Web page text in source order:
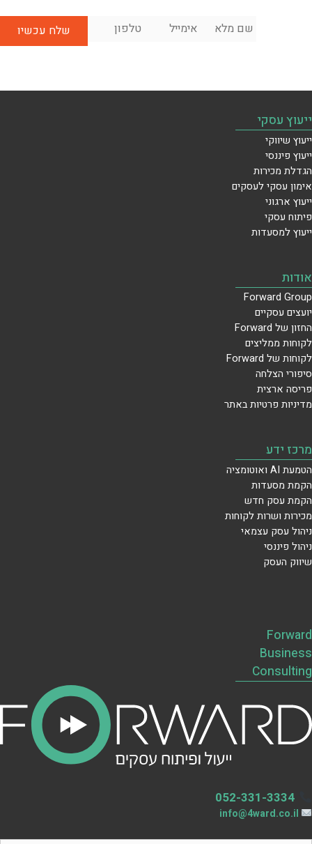
שם
מלא
אימייל *
ייעוץ עסקי
ייעוץ שיווקי
ייעוץ פיננסי
הגדלת מכירות
אימון עסקי לעסקים
ייעוץ ארגוני
פיתוח עסקי
ייעוץ למסעדות
אודות
Forward Group
יועצים עסקיים
החזון של Forward
לקוחות ממליצים
לקוחות של Forward
סיפורי הצלחה
פריסה ארצית
מדיניות פרטיות באתר
מרכז ידע
הטמעת AI ואוטומציה
הקמת מסעדות
הקמת עסק חדש
מכירות ושרות לקוחות
ניהול עסק עצמאי
ניהול פיננסי
שיווק העסק
Forward
Business
Consulting
052-331-3334
info@4ward.co.il